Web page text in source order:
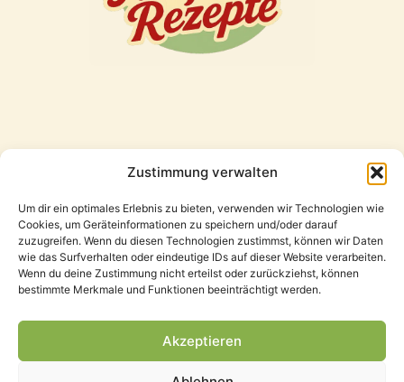
Zustimmung verwalten
Um dir ein optimales Erlebnis zu bieten, verwenden wir Technologien wie
Cookies, um Geräteinformationen zu speichern und/oder darauf
zuzugreifen. Wenn du diesen Technologien zustimmst, können wir Daten
wie das Surfverhalten oder eindeutige IDs auf dieser Website verarbeiten.
Wenn du deine Zustimmung nicht erteilst oder zurückziehst, können
bestimmte Merkmale und Funktionen beeinträchtigt werden.
Akzeptieren
Freunde